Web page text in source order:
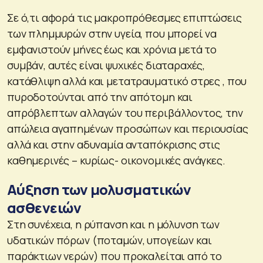
Σε ό,τι αφορά τις μακροπρόθεσμες επιπτώσεις
των πλημμυρών στην υγεία, που μπορεί να
εμφανιστούν μήνες έως και χρόνια μετά το
συμβάν, αυτές είναι ψυχικές διαταραχές,
κατάθλιψη αλλά και μετατραυματικό στρες , που
πυροδοτούνται από την απότομη και
απρόβλεπτων αλλαγών του περιβάλλοντος, την
απώλεια αγαπημένων προσώπων και περιουσίας
αλλά και στην αδυναμία ανταπόκρισης στις
καθημερινές – κυρίως- οικονομικές ανάγκες.
Αύξηση των μολυσματικών
ασθενειών
Στη συνέχεια, η ρύπανση και η μόλυνση των
υδατικών πόρων (ποταμών, υπογείων και
παράκτιων νερών) που προκαλείται από το